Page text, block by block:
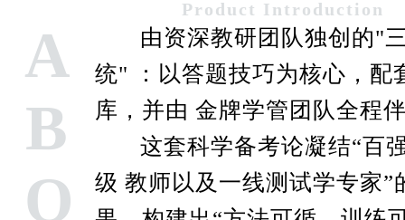
Product Introduction
A
B
O
由资深教研团队独创的"
统" ：以答题技巧为核心，配
库，并由 金牌学管团队全程
这套科学备考论凝结“百
级 教师以及一线测试学专家”